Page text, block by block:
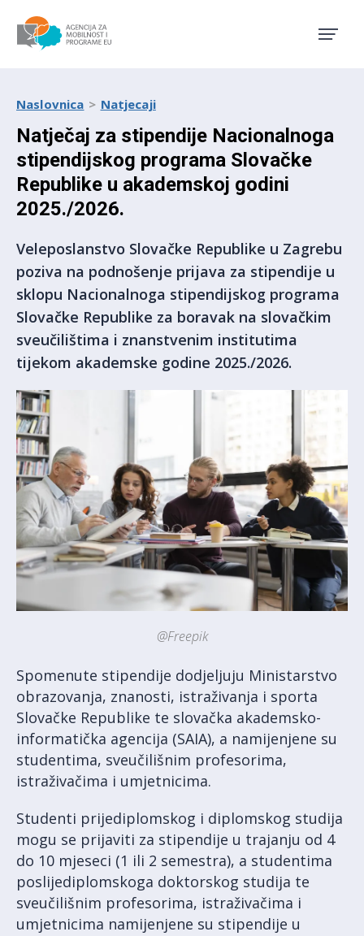
Naslovnica Natjecaji
Natječaj za stipendije Nacionalnoga
stipendijskog programa Slovačke
Republike u akademskoj godini
2025./2026.
Veleposlanstvo Slovačke Republike u Zagrebu
poziva na podnošenje prijava za stipendije u
sklopu Nacionalnoga stipendijskog programa
Slovačke Republike za boravak na slovačkim
sveučilištima i znanstvenim institutima
tijekom akademske godine 2025./2026.
@Freepik
Spomenute stipendije dodjeljuju Ministarstvo
obrazovanja, znanosti, istraživanja i sporta
Slovačke Republike te slovačka akademsko-
informatička agencija (SAIA), a namijenjene su
studentima, sveučilišnim profesorima,
istraživačima i umjetnicima.
Studenti prijediplomskog i diplomskog studija
mogu se prijaviti za stipendije u trajanju od 4
do 10 mjeseci (1 ili 2 semestra), a studentima
poslijediplomskoga doktorskog studija te
sveučilišnim profesorima, istraživačima i
umjetnicima namijenjene su stipendije u